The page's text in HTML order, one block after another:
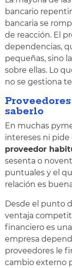
bancario
bancaria se
de reacción. El
dependencias,
pequeñas, sino la
sobre ellas. Lo
no se gestiona
saberlo
En muchas
intereses ni pide
proveedor
sesenta o
puntuales y el
relación es
Desde el punto
ventaja
financiero es
empresa
proveedores le
cambio externo